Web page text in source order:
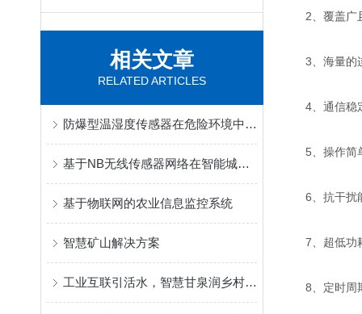
相关文章
RELATED ARTICLES
防爆型温湿度传感器在危险环境中的安全性保障说明
基于NB无线传感器网络在智能城市中的应用
基于物联网的农业信息监控系统
智慧矿山解决方案
工业互联引活水，智慧甘泉润乡村 ——昆仑海岸以三大硬核科技筑牢云南农村供水生命线
2、覆盖广
3、海量的
4、通信稳
5、操作简
6、抗干扰
7、超低功
8、定时周